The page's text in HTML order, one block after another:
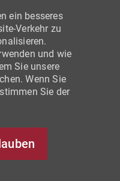
ein besseres
Verkehr zu
und wie
Sie unsere
Wenn Sie
Sie der